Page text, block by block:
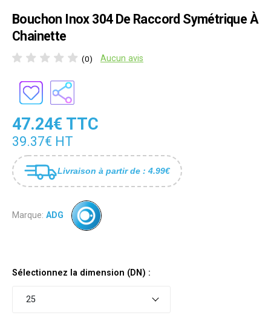
Bouchon Inox 304 De Raccord Symétrique À
Chainette
(0) Aucun avis
47.24€ TTC
39.37€ HT
Livraison à partir de : 4.99€
Marque: ADG
Sélectionnez la dimension (DN) :
25